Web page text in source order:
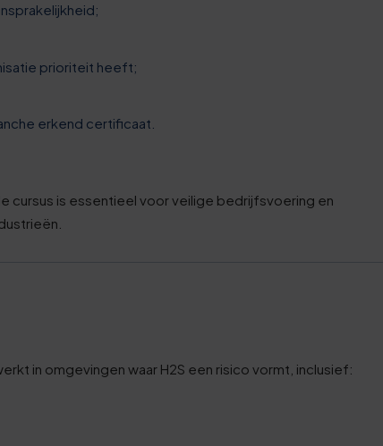
prioriteit heeft;
erkend certificaat.
cursus is essentieel voor veilige bedrijfsvoering en
in omgevingen waar H2S een risico vormt, inclusief: